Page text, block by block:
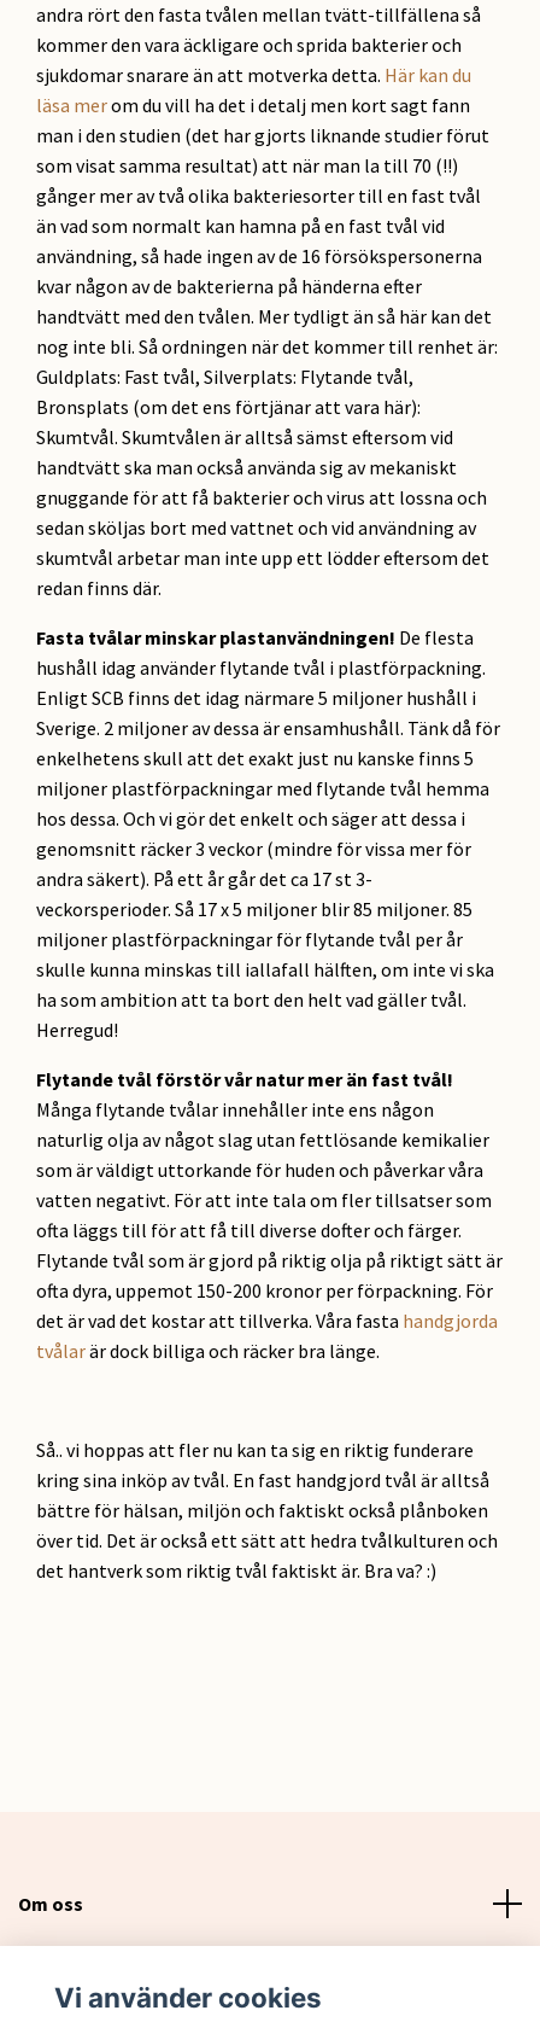
andra rört den fasta tvålen mellan tvätt-tillfällena så
kommer den vara äckligare och sprida bakterier och
sjukdomar snarare än att motverka detta. Här kan du
läsa merom du vill ha det i detalj men kort sagt fann
man i den studien (det har gjorts liknande studier förut
som visat samma resultat) att när man la till 70 (!!)
gånger mer av två olika bakteriesorter till en fast tvål
än vad som normalt kan hamna på en fast tvål vid
användning, så hade ingen av de 16 försökspersonerna
kvar någon av de bakterierna på händerna efter
handtvätt med den tvålen. Mer tydligt än så här kan det
nog inte bli. Så ordningen när det kommer till renhet är:
Guldplats: Fast tvål, Silverplats: Flytande tvål,
Bronsplats (om det ens förtjänar att vara här):
Skumtvål. Skumtvålen är alltså sämst eftersom vid
handtvätt ska man också använda sig av mekaniskt
gnuggande för att få bakterier och virus att lossna och
sedan sköljas bort med vattnet och vid användning av
skumtvål arbetar man inte upp ett lödder eftersom det
redan finns där.
Fasta tvålar minskar plastanvändningen! De flesta
hushåll idag använder flytande tvål i plastförpackning.
Enligt SCB finns det idag närmare 5 miljoner hushåll i
Sverige. 2 miljoner av dessa är ensamhushåll. Tänk då för
enkelhetens skull att det exakt just nu kanske finns 5
miljoner plastförpackningar med flytande tvål hemma
hos dessa. Och vi gör det enkelt och säger att dessa i
genomsnitt räcker 3 veckor (mindre för vissa mer för
andra säkert). På ett år går det ca 17 st 3-
veckorsperioder. Så 17 x 5 miljoner blir 85 miljoner. 85
miljoner plastförpackningar för flytande tvål per år
skulle kunna minskas till iallafall hälften, om inte vi ska
ha som ambition att ta bort den helt vad gäller tvål.
Herregud!
Flytande tvål förstör vår natur mer än fast tvål!
Många flytande tvålar innehåller inte ens någon
naturlig olja av något slag utan fettlösande kemikalier
som är väldigt uttorkande för huden och påverkar våra
vatten negativt. För att inte tala om fler tillsatser som
ofta läggs till för att få till diverse dofter och färger.
Flytande tvål som är gjord på riktig olja på riktigt sätt är
ofta dyra, uppemot 150-200 kronor per förpackning. För
det är vad det kostar att tillverka. Våra fasta handgjorda
tvålarär dock billiga och räcker bra länge.
Så.. vi hoppas att fler nu kan ta sig en riktig funderare
kring sina inköp av tvål. En fast handgjord tvål är alltså
bättre för hälsan, miljön och faktiskt också plånboken
över tid. Det är också ett sätt att hedra tvålkulturen och
det hantverk som riktig tvål faktiskt är. Bra va? :)
Om oss
Vi använder cookies